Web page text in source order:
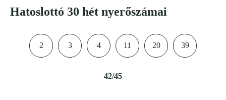
Hatoslottó 30 hét nyerőszámai
2 3 4 11 20 39
42/45